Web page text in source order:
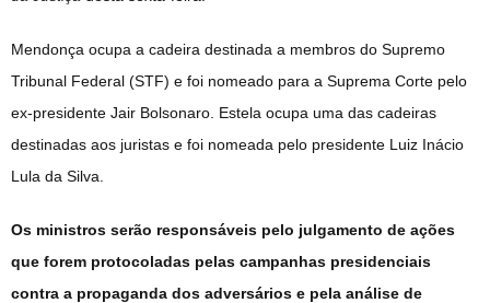
Mendonça ocupa a cadeira destinada a membros do Supremo
Tribunal Federal (STF) e foi nomeado para a Suprema Corte pelo
ex-presidente Jair Bolsonaro. Estela ocupa uma das cadeiras
destinadas aos juristas e foi nomeada pelo presidente Luiz Inácio
Lula da Silva.
Os ministros serão responsáveis pelo julgamento de ações
que forem protocoladas pelas campanhas presidenciais
contra a propaganda dos adversários e pela análise de